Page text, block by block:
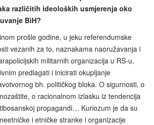
različitih ideoloških usmjerenja oko
BiH?
prošle godine, u jeku referendumske
vezanih za to, naznakama naoružavanja i
militarnih organizacija u RS-u,
predlagati i inicirati okupljanje
bh. političkog bloka. O sigurnosti, o
o racionalnom izlasku iz tendencija
propagandi… Kuriozum je da su
i etničke stranke i organizacije